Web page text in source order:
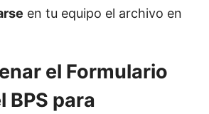
en tu equipo el archivo en
el Formulario
BPS para